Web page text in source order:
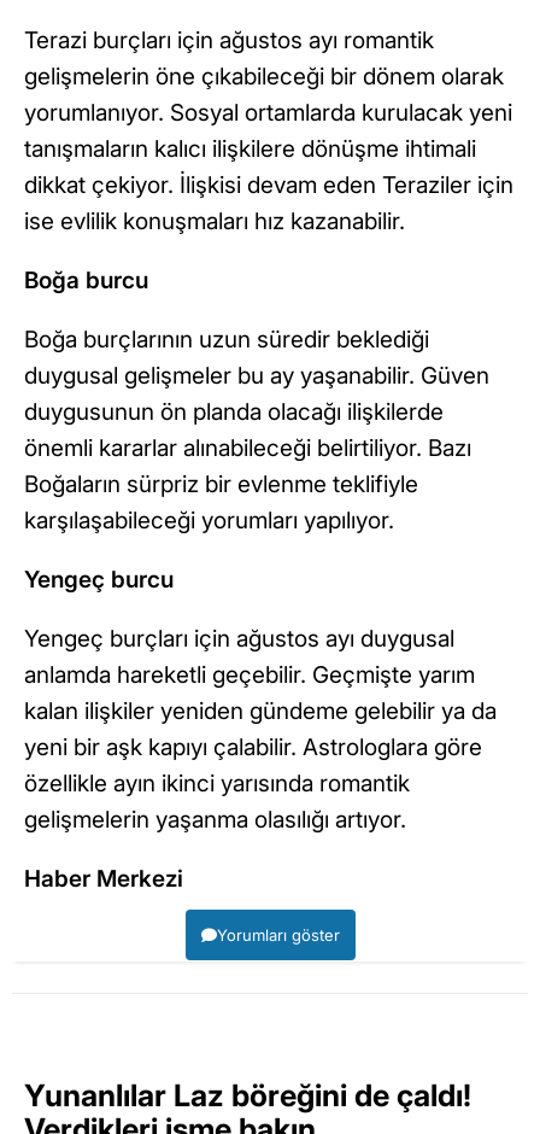
Terazi burçları için ağustos ayı romantik
gelişmelerin öne çıkabileceği bir dönem olarak
yorumlanıyor. Sosyal ortamlarda kurulacak yeni
tanışmaların kalıcı ilişkilere dönüşme ihtimali
dikkat çekiyor. İlişkisi devam eden Teraziler için
ise evlilik konuşmaları hız kazanabilir.
Boğa burcu
Boğa burçlarının uzun süredir beklediği
duygusal gelişmeler bu ay yaşanabilir. Güven
duygusunun ön planda olacağı ilişkilerde
önemli kararlar alınabileceği belirtiliyor. Bazı
Boğaların sürpriz bir evlenme teklifiyle
karşılaşabileceği yorumları yapılıyor.
Yengeç burcu
Yengeç burçları için ağustos ayı duygusal
anlamda hareketli geçebilir. Geçmişte yarım
kalan ilişkiler yeniden gündeme gelebilir ya da
yeni bir aşk kapıyı çalabilir. Astrologlara göre
özellikle ayın ikinci yarısında romantik
gelişmelerin yaşanma olasılığı artıyor.
Haber Merkezi
Yorumları göster
Yunanlılar Laz böreğini de çaldı!